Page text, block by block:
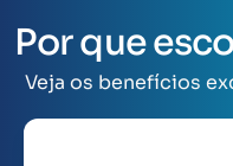
Por que
Veja os benefícios